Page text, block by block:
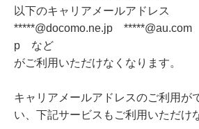
以下のキャリアメールアドレス
*****@docomo.ne.jp *****@au.com
p など
がご利用いただけなくなります。
キャリアメールアドレスのご利用が
い、下記サービスもご利用いただけ